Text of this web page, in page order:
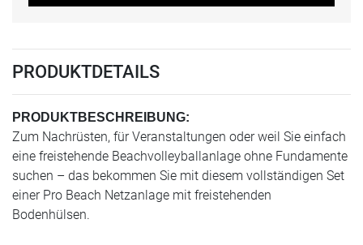
PRODUKTDETAILS
PRODUKTBESCHREIBUNG:
Zum Nachrüsten, für Veranstaltungen oder weil Sie einfach
eine freistehende Beachvolleyballanlage ohne Fundamente
suchen – das bekommen Sie mit diesem vollständigen Set
einer Pro Beach Netzanlage mit freistehenden
Bodenhülsen.